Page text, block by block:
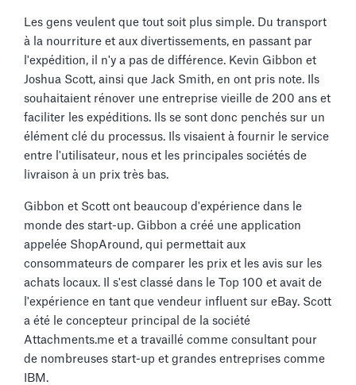
Les gens veulent que tout soit plus simple. Du transport
à la nourriture et aux divertissements, en passant par
l'expédition, il n'y a pas de différence. Kevin Gibbon et
Joshua Scott, ainsi que Jack Smith, en ont pris note. Ils
souhaitaient rénover une entreprise vieille de 200 ans et
faciliter les expéditions. Ils se sont donc penchés sur un
élément clé du processus. Ils visaient à fournir le service
entre l'utilisateur, nous et les principales sociétés de
livraison à un prix très bas.
Gibbon et Scott ont beaucoup d'expérience dans le
monde des start-up. Gibbon a créé une application
appelée ShopAround, qui permettait aux
consommateurs de comparer les prix et les avis sur les
achats locaux. Il s'est classé dans le Top 100 et avait de
l'expérience en tant que vendeur influent sur eBay. Scott
a été le concepteur principal de la société
Attachments.me et a travaillé comme consultant pour
de nombreuses start-up et grandes entreprises comme
IBM.